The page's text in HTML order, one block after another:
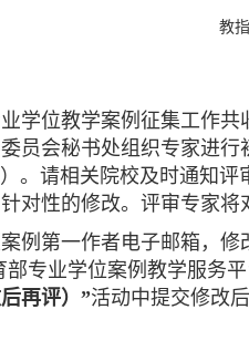
教
学位教学案例征集工作
员会秘书处组织专家进
。请相关院校及时通知
对性的修改。评审专家
例第一作者电子邮箱，修
部专业学位案例教学服务
再评）”活动中提交修改